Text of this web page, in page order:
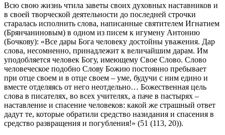
Всю свою жизнь чтила заветы своих духовных наставников и
в своей творческой деятельности до последней строчки
старалась исполнить слова, написанные святителем Игнатием
(Брянчаниновым) в одном из писем к игумену Антонию
(Бочкову): «Все дары Бога человеку достойны уважения. Дар
слова, несомненно, принадлежит к величайшим дарам. Им
уподобляется человек Богу, имеющему Свое Слово. Слово
человеческое подобно Слову Божию постоянно пребывает
при отце своем и в отце своем – уме, будучи с ним едино и
вместе отделяясь от него неотдельно… Божественная цель
слова в писателях, во всех учителях, а паче в пастырях –
наставление и спасение человеков: какой же страшный ответ
дадут те, которые обратили средство назидания и спасения в
средство развращения и погубления!» (51 (113, 20)).